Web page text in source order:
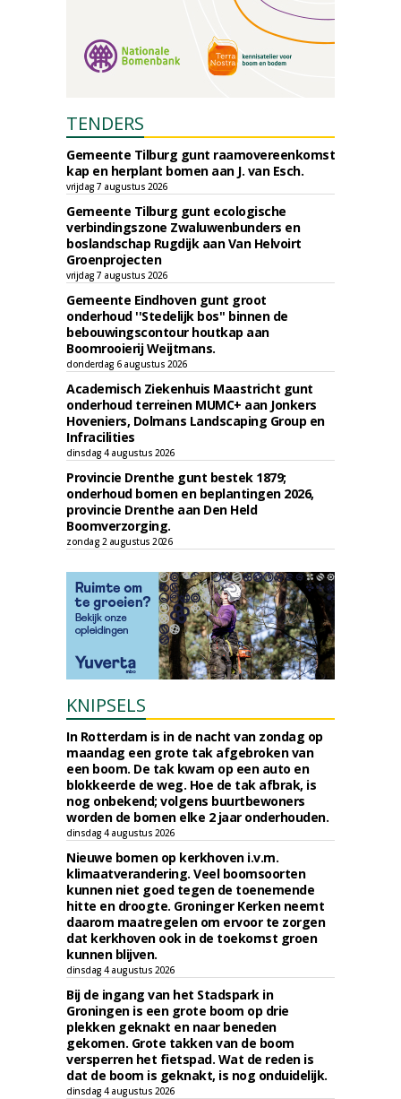
TENDERS
Gemeente Tilburg gunt raamovereenkomst
kap en herplant bomen aan J. van Esch.
vrijdag 7 augustus 2026
Gemeente Tilburg gunt ecologische
verbindingszone Zwaluwenbunders en
boslandschap Rugdijk aan Van Helvoirt
Groenprojecten
vrijdag 7 augustus 2026
Gemeente Eindhoven gunt groot
onderhoud ''Stedelijk bos'' binnen de
bebouwingscontour houtkap aan
Boomrooierij Weijtmans.
donderdag 6 augustus 2026
Academisch Ziekenhuis Maastricht gunt
onderhoud terreinen MUMC+ aan Jonkers
Hoveniers, Dolmans Landscaping Group en
Infracilities
dinsdag 4 augustus 2026
Provincie Drenthe gunt bestek 1879;
onderhoud bomen en beplantingen 2026,
provincie Drenthe aan Den Held
Boomverzorging.
zondag 2 augustus 2026
KNIPSELS
In Rotterdam is in de nacht van zondag op
maandag een grote tak afgebroken van
een boom. De tak kwam op een auto en
blokkeerde de weg. Hoe de tak afbrak, is
nog onbekend; volgens buurtbewoners
worden de bomen elke 2 jaar onderhouden.
dinsdag 4 augustus 2026
Nieuwe bomen op kerkhoven i.v.m.
klimaatverandering. Veel boomsoorten
kunnen niet goed tegen de toenemende
hitte en droogte. Groninger Kerken neemt
daarom maatregelen om ervoor te zorgen
dat kerkhoven ook in de toekomst groen
kunnen blijven.
dinsdag 4 augustus 2026
Bij de ingang van het Stadspark in
Groningen is een grote boom op drie
plekken geknakt en naar beneden
gekomen. Grote takken van de boom
versperren het fietspad. Wat de reden is
dat de boom is geknakt, is nog onduidelijk.
dinsdag 4 augustus 2026